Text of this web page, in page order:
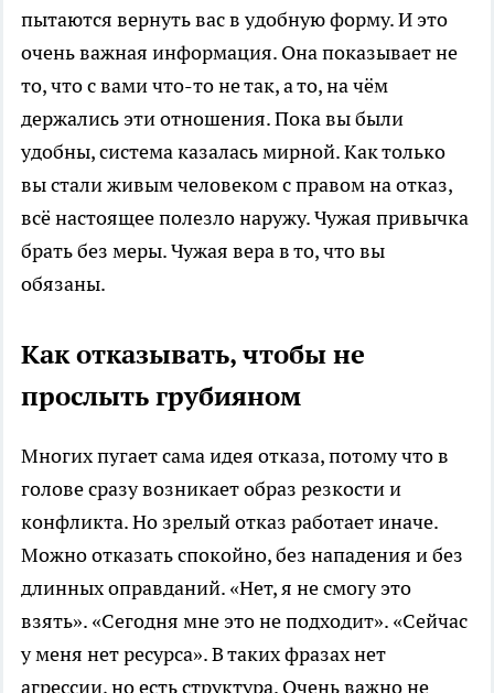
пытаются вернуть вас в удобную форму. И это
очень важная информация. Она показывает не
то, что с вами что-то не так, а то, на чём
держались эти отношения. Пока вы были
удобны, система казалась мирной. Как только
вы стали живым человеком с правом на отказ,
всё настоящее полезло наружу. Чужая привычка
брать без меры. Чужая вера в то, что вы
обязаны.
Как отказывать, чтобы не
прослыть грубияном
Многих пугает сама идея отказа, потому что в
голове сразу возникает образ резкости и
конфликта. Но зрелый отказ работает иначе.
Можно отказать спокойно, без нападения и без
длинных оправданий. «Нет, я не смогу это
взять». «Сегодня мне это не подходит». «Сейчас
у меня нет ресурса». В таких фразах нет
агрессии, но есть структура. Очень важно не